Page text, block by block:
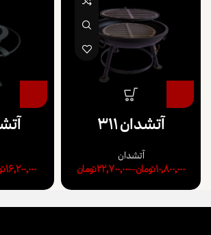
آتشدان 311
آتشدان
10,800,000تومان–
22,700,000تومان
16,200,000